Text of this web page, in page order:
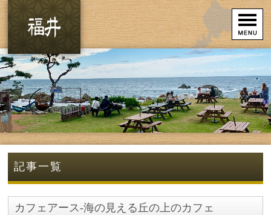
記事一覧
カフェアース-海の見える丘の上のカフェ